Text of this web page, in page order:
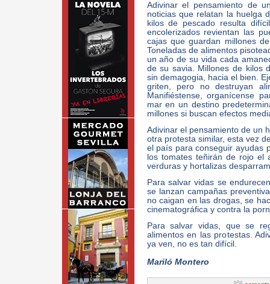
Adivinar el pensamiento de
noticias que relatan la huelga
kilos de pescado resulta
encolerizados revientan las
cajas que guardan millones
Toneladas de alimentos
un año de su vida cada
de su savia. Millones de kilos
sin demagogia, hacia el bien.
griten, pero no destruyan
Manifiéstense, organícense
mar en un destino
millones si buscan efectos
Adivinar el pensamiento de un
otra protesta similar, esta vez
el país para conseguir ayudas
los tomates teñirán de rojo el
verduras y hortalizas
Para salvar vidas se
se lanzan campañas
no caigan en las drogas, se
cinematográfica y contra la
Para salvar vidas, que se
alimentos en las protestas.
ya ven, no es tan difícil.
Mariló Montero